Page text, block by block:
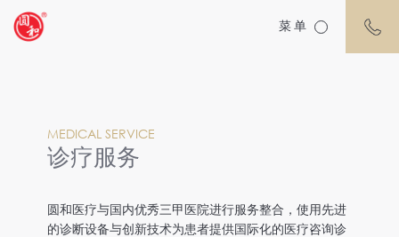
MEDICAL SERVICE
诊疗服务
圆和医疗与国内优秀三甲医院进行服务整合，使用先进
的诊断设备与创新技术为患者提供国际化的医疗咨询诊
菜单